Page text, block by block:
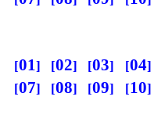
01 02 03 04
07
08 09 10